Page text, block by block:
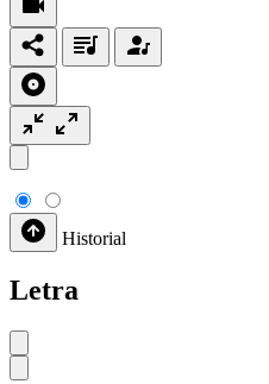
Historial
Letra